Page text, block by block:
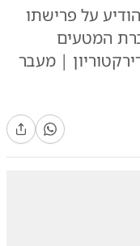
על פרישתו
המטעים
| מעבר